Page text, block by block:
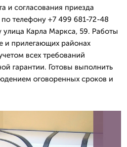
и согласования приезда
телефону +7 499 681-72-48
улица Карла Маркса, 59. Работы
и прилегающих районах
всех требований
гарантии. Готовы выполнить
оговоренных сроков и